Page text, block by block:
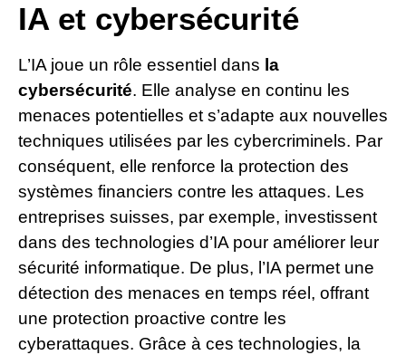
IA et cybersécurité
L’IA joue un rôle essentiel dans la
cybersécurité. Elle analyse en continu les
menaces potentielles et s’adapte aux nouvelles
techniques utilisées par les cybercriminels. Par
conséquent, elle renforce la protection des
systèmes financiers contre les attaques. Les
entreprises suisses, par exemple, investissent
dans des technologies d’IA pour améliorer leur
sécurité informatique. De plus, l’IA permet une
détection des menaces en temps réel, offrant
une protection proactive contre les
cyberattaques. Grâce à ces technologies, la